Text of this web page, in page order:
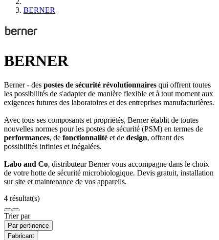
BERNER
BERNER
Berner - des postes de sécurité révolutionnaires qui offrent toutes
les possibilités de s'adapter de manière flexible et à tout moment aux
exigences futures des laboratoires et des entreprises manufacturières.
Avec tous ses composants et propriétés, Berner établit de toutes
nouvelles normes pour les postes de sécurité (PSM) en termes de
performances, de fonctionnalité et de design, offrant des
possibilités infinies et inégalées.
Labo and Co, distributeur Berner vous accompagne dans le choix
de votre hotte de sécurité microbiologique. Devis gratuit, installation
sur site et maintenance de vos appareils.
4 résultat(s)
Trier par
Par pertinence
Fabricant